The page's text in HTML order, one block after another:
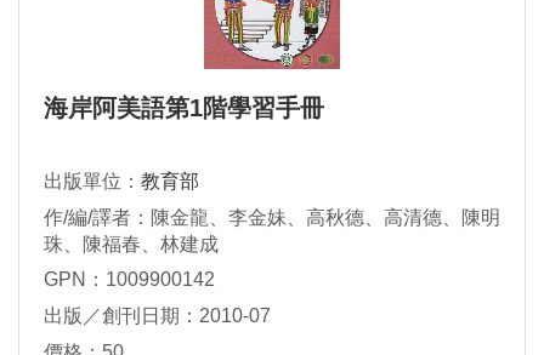
海岸阿美語第1階學習手冊
出版單位： 教育部
作/編/譯者：陳金龍、李金妹、高秋德、高清德、陳明
珠、陳福春、林建成
GPN：1009900142
出版／創刊日期：2010-07